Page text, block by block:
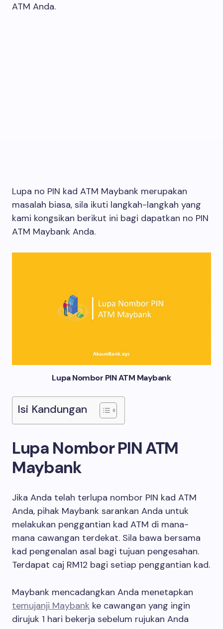
ATM Anda.
Lupa no PIN kad ATM Maybank merupakan
masalah biasa, sila ikuti langkah-langkah yang
kami kongsikan berikut ini bagi dapatkan no PIN
ATM Maybank Anda.
Lupa Nombor PIN ATM Maybank
Isi Kandungan
Lupa Nombor PIN ATM
Maybank
Jika Anda telah terlupa nombor PIN kad ATM
Anda, pihak Maybank sarankan Anda untuk
melakukan penggantian kad ATM di mana-
mana cawangan terdekat. Sila bawa bersama
kad pengenalan asal bagi tujuan pengesahan.
Terdapat caj RM12 bagi setiap penggantian kad.
Maybank mencadangkan Anda menetapkan
temujanji Maybank ke cawangan yang ingin
dirujuk 1 hari bekerja sebelum rujukan Anda